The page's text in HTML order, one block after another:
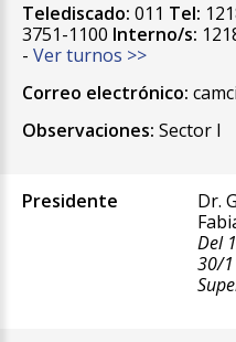
Telediscado: 011 Tel:
3751-1100 Interno/s:
- Ver turnos >>
Correo electrónico:
Observaciones: Sector I
Presidente
Dr.
Del
30/